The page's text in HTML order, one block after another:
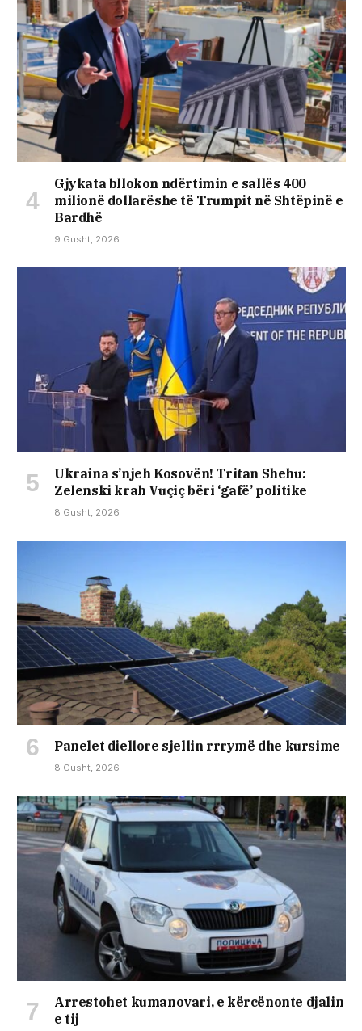
Gjykata bllokon ndërtimin e sallës 400
milionë dollarëshe të Trumpit në Shtëpinë e
Bardhë
9 Gusht, 2026
Ukraina s’njeh Kosovën! Tritan Shehu:
Zelenski krah Vuçiç bëri ‘gafë’ politike
8 Gusht, 2026
Panelet diellore sjellin rrrymë dhe kursime
8 Gusht, 2026
Arrestohet kumanovari, e kërcënonte djalin
e tij